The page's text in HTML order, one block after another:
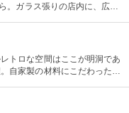
。ガラス張りの店内に、広々
ジュースなど、ヘルシーで満
や家族、恋人と楽しい時間を
トロな空間はここが明洞であ
自家製の材料にこだわったカ
客の良さや、お味に、ここは
も。